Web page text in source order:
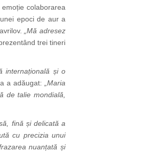
colaborarea
epoci de aur a
„Mă adresez
trei tineri
internațională și o
a adăugat:
„Maria
de talie mondială,
fină și delicată a
cu precizia unui
nuanțată și